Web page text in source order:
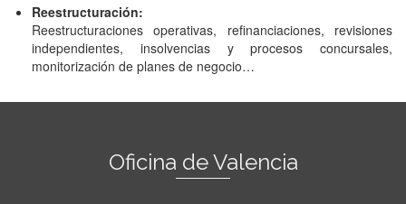
Reestructuración:
Reestructuraciones operativas, refinanciaciones, revisiones
independientes, insolvencias y procesos concursales,
monitorización de planes de negocio…
Oficina de Valencia